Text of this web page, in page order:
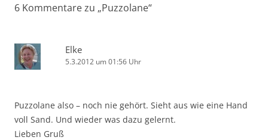
6 Kommentare zu „Puzzolane“
Elke
5.3.2012 um 01:56 Uhr
Puzzolane also – noch nie gehört. Sieht aus wie eine Hand
voll Sand. Und wieder was dazu gelernt.
Lieben Gruß